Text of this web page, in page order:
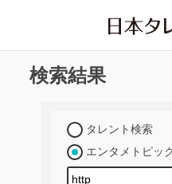
検索結果
タレント検索
エンタメトピッ